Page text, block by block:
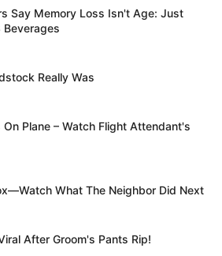
Say Memory Loss Isn't Age: Just
Beverages
Really Was
On Plane – Watch Flight Attendant's
What The Neighbor Did Next
After Groom's Pants Rip!